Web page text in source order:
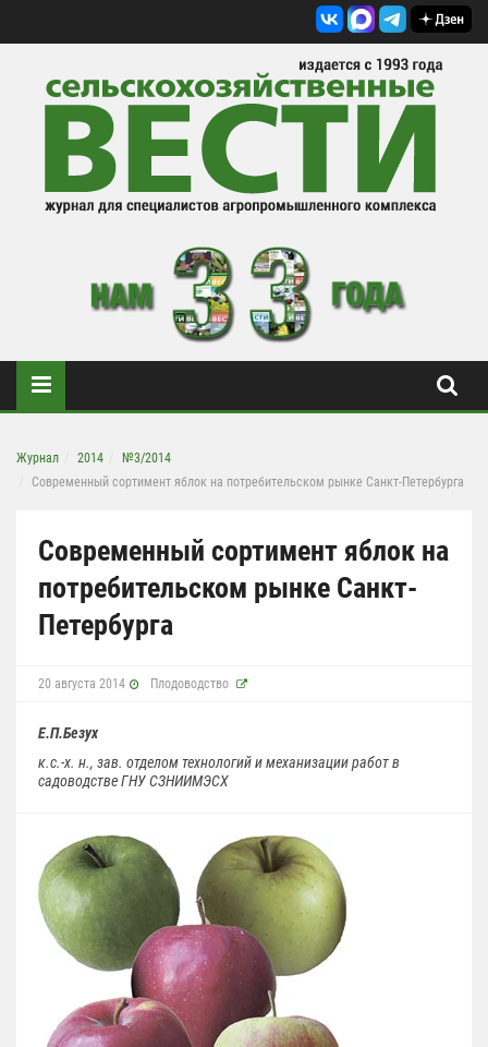
Журнал 2014
№3/2014
Современный сортимент яблок на потребительском рынке Санкт-Петербурга
Современный сортимент яблок на
потребительском рынке Санкт-
Петербурга
20 августа 2014 Плодоводство
Е.П.Безух
к.с.-х. н., зав. отделом технологий и механизации работ в
садоводстве ГНУ СЗНИИМЭСХ